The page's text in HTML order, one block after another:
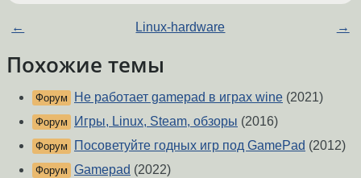
← Linux-hardware →
Похожие темы
Форум Не работает gamepad в играх wine (2021)
Форум Игры, Linux, Steam, обзоры (2016)
Форум Посоветуйте годных игр под GamePad (2012)
Форум Gamepad (2022)